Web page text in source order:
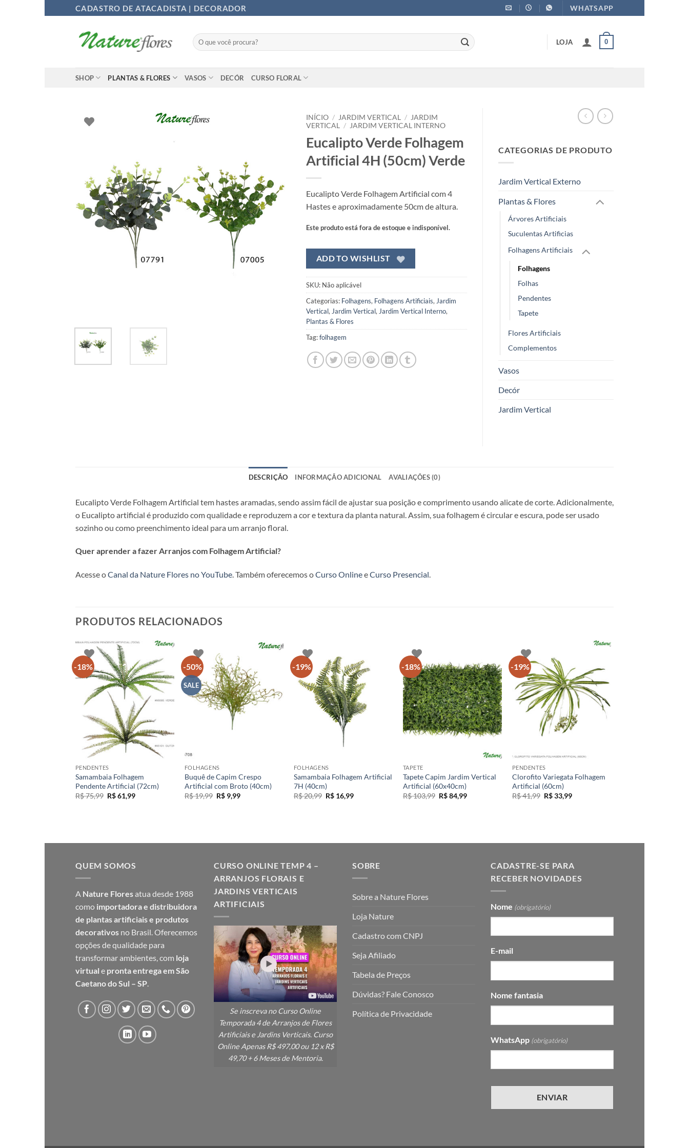
para
CADASTRO DE ATACADISTA | DECORADOR WHATSAPP
Pesquisar
por:
LOJA 0
SHOP PLANTAS & FLORES VASOS DECÓR CURSO FLORAL
INÍCIO / JARDIM VERTICAL /
JARDIM
VERTICAL
/ JARDIM VERTICAL INTERNO
Eucalipto Verde Folhagem
Artificial 4H (50cm) Verde
Eucalipto Verde Folhagem Artificial com 4
Hastes e aproximadamente 50cm de altura.
Este produto está fora de estoque e indisponível.
ADD TO WISHLIST
SKU: Não aplicável
Categorias: Folhagens, Folhagens Artificiais, Jardim
Vertical, Jardim Vertical, Jardim Vertical Interno,
Plantas & Flores
Tag:folhagem
CATEGORIAS DE PRODUTO
Jardim Vertical Externo
Plantas & Flores
Árvores Artificiais
Suculentas Artificias
Folhagens Artificiais
Folhagens
Folhas
Pendentes
Tapete
Flores Artificiais
Complementos
Vasos
Decór
Jardim Vertical
DESCRIÇÃO INFORMAÇÃO ADICIONAL AVALIAÇÕES (0)
Eucalipto Verde Folhagem Artificial tem hastes aramadas, sendo assim fácil de ajustar sua posição e comprimento usando alicate de corte. Adicionalmente,
o Eucalipto artificial é produzido com qualidade e reproduzem a cor e textura da planta natural. Assim, sua folhagem é circular e escura, pode ser usado
sozinho ou como preenchimento ideal para um arranjo floral.
Quer aprender a fazer Arranjos com Folhagem Artificial?
Acesse oCanal da Nature Flores no YouTube. Também oferecemos oCurso OnlineeCurso Presencial.
PRODUTOS RELACIONADOS
-18%
+
PENDENTES
Samambaia Folhagem
Pendente Artificial (72cm)
R$75,99 O
R$61,99O
-50%
SALE
FOLHAGENS
Buquê de Capim Crespo
Artificial com Broto (40cm)
R$19,99 O
preço
R$ 9,99O
-19%
FOLHAGENS
Samambaia Folhagem Artificial
7H (40cm)
R$20,99 O
R$ 16,99O
-18%
TAPETE
Tapete Capim Jardim Vertical
Artificial (60x40cm)
R$103,99 O
R$84,99O
-19%
PENDENTES
Clorofito Variegata Folhagem
Artificial (60cm)
R$41,99 O
R$33,99O
QUEM SOMOS
A Nature Floresatua desde 1988
como importadora e distribuidora
de plantas artificiais e produtos
decorativos no Brasil. Oferecemos
opções de qualidade para
transformar ambientes, com loja
virtual e pronta entrega em São
Caetano do Sul – SP.
CURSO ONLINE TEMP 4 –
ARRANJOS FLORAIS E
JARDINS VERTICAIS
ARTIFICIAIS
Se inscreva no Curso Online
Temporada 4 de Arranjos de Flores
Artificiais e Jardins Verticais. Curso
Online Apenas R$ 497,00 ou 12 x R$
49,70 + 6 Meses de Mentoria.
SOBRE
Sobre a Nature Flores
Loja Nature
Cadastro com CNPJ
Seja Afiliado
Tabela de Preços
Dúvidas? Fale Conosco
Política de Privacidade
CADASTRE-SE PARA
RECEBER NOVIDADES
Nome (obrigatório)
E-mail
Nome fantasia
WhatsApp (obrigatório)